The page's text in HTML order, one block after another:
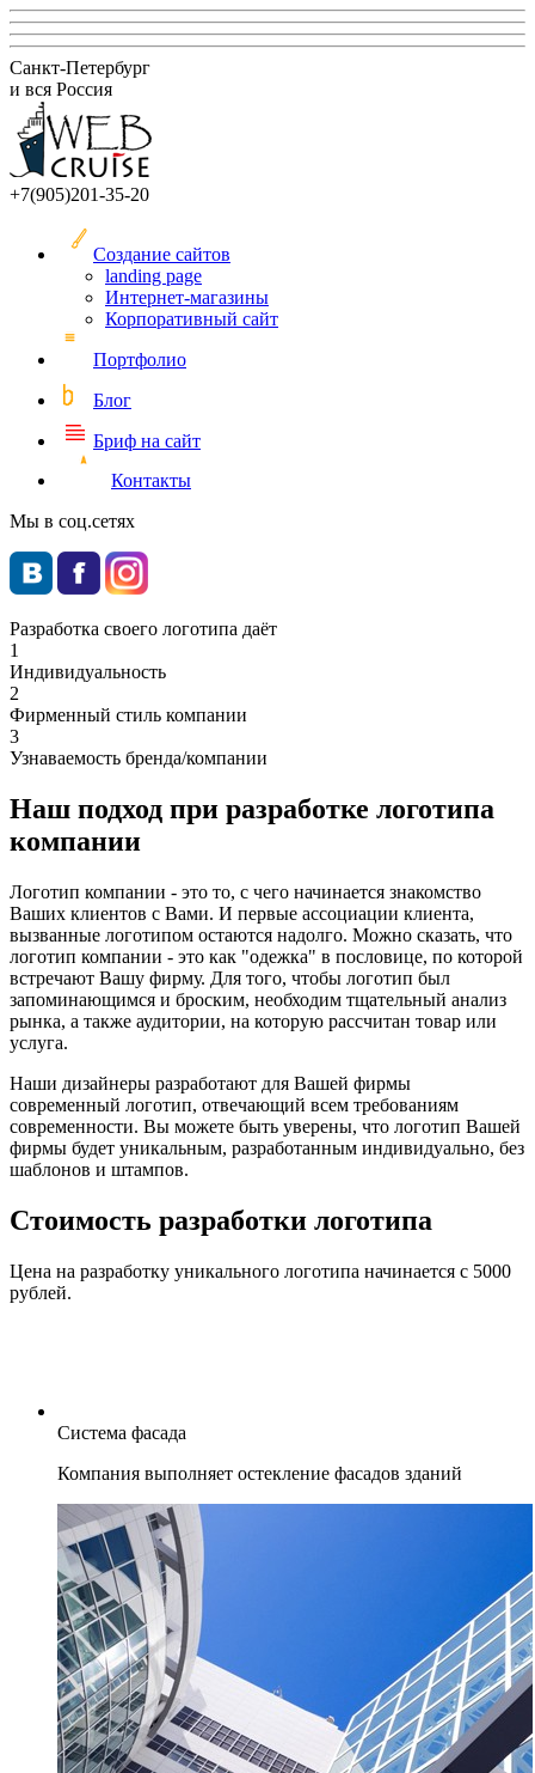
Санкт-Петербург
и вся Россия
+7(905)201-35-20
Создание сайтов
landing page
Интернет-магазины
Корпоративный сайт
Портфолио
Блог
Бриф на сайт
Контакты
Мы в соц.сетях
Разработка своего логотипа даёт
1
Индивидуальность
2
Фирменный стиль компании
3
Узнаваемость бренда/компании
Наш подход при разработке логотипа
компании
Логотип компании - это то, с чего начинается знакомство
Ваших клиентов с Вами. И первые ассоциации клиента,
вызванные логотипом остаются надолго. Можно сказать, что
логотип компании - это как "одежка" в пословице, по которой
встречают Вашу фирму. Для того, чтобы логотип был
запоминающимся и броским, необходим тщательный анализ
рынка, а также аудитории, на которую рассчитан товар или
услуга.
Наши дизайнеры разработают для Вашей фирмы
современный логотип, отвечающий всем требованиям
современности. Вы можете быть уверены, что логотип Вашей
фирмы будет уникальным, разработанным индивидуально, без
шаблонов и штампов.
Стоимость разработки логотипа
Цена на разработку уникального логотипа начинается с 5000
рублей.
Система фасада
Компания выполняет остекление фасадов зданий